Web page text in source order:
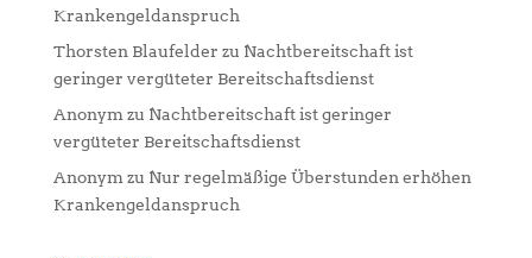
Krankengeldanspruch
Thorsten Blaufelder zu Nachtbereitschaft ist
geringer vergüteter Bereitschaftsdienst
Anonymzu Nachtbereitschaft ist geringer
vergüteter Bereitschaftsdienst
Anonymzu Nur regelmäßige Überstunden erhöhen
Krankengeldanspruch